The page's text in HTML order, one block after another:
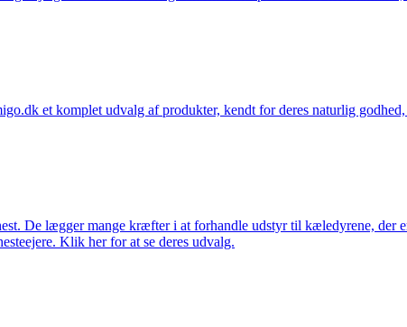
et komplet udvalg af produkter, kendt for deres naturlig
De lægger mange kræfter i at forhandle udstyr til kæledyrene, der
Klik her for at se deres udvalg.